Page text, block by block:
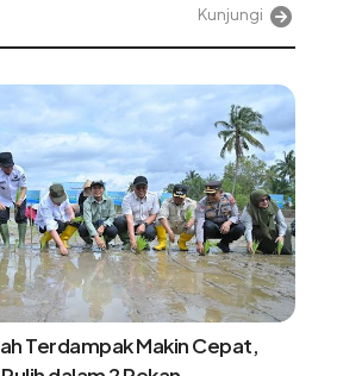
Kunjungi
Kosong Bisa Merusak